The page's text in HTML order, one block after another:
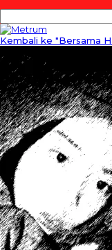
Kembali ke "Bersama